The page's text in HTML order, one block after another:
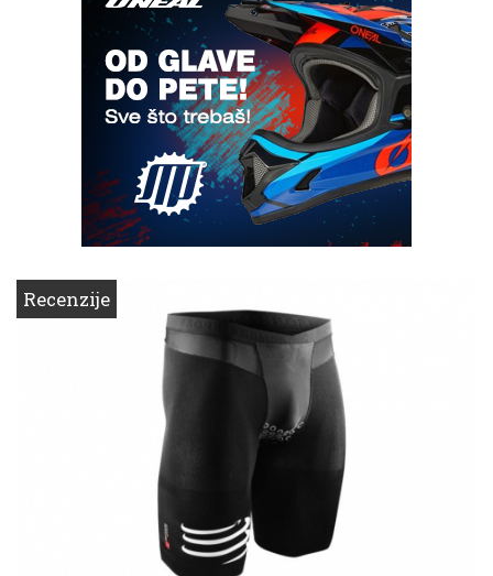
Recenzije